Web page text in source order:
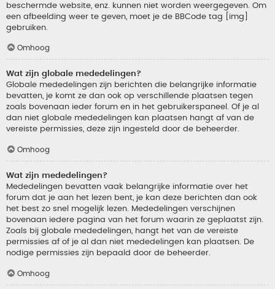
beschermde website, enz. kunnen niet worden weergegeven. Om
een afbeelding weer te geven, moet je de BBCode tag [img]
gebruiken.
Omhoog
Wat zijn globale mededelingen?
Globale mededelingen zijn berichten die belangrijke informatie
bevatten, je komt ze dan ook op verschillende plaatsen tegen
zoals bovenaan ieder forum en in het gebruikerspaneel. Of je al
dan niet globale mededelingen kan plaatsen hangt af van de
vereiste permissies, deze zijn ingesteld door de beheerder.
Omhoog
Wat zijn mededelingen?
Mededelingen bevatten vaak belangrijke informatie over het
forum dat je aan het lezen bent, je kan deze berichten dan ook
het best zo snel mogelijk lezen. Mededelingen verschijnen
bovenaan iedere pagina van het forum waarin ze geplaatst zijn.
Zoals bij globale mededelingen, hangt het van de vereiste
permissies af of je al dan niet mededelingen kan plaatsen. De
nodige permissies zijn bepaald door de beheerder.
Omhoog